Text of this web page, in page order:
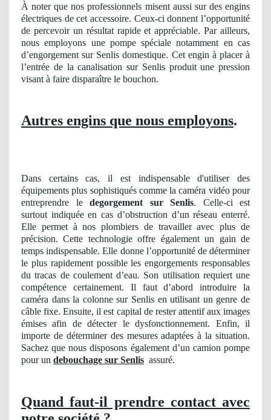
À noter que nos professionnels misent aussi sur des engins
électriques de cet accessoire. Ceux-ci donnent l’opportunité
de percevoir un résultat rapide et appréciable. Par ailleurs,
nous employons une pompe spéciale notamment en cas
d’engorgement sur Senlis domestique. Cet engin à placer à
l’entrée de la canalisation sur Senlis produit une pression
visant à faire disparaître le bouchon.
Autres engins que nous employons.
Dans certains cas, il est indispensable d'utiliser des
équipements plus sophistiqués comme la caméra vidéo pour
entreprendre le degorgement sur Senlis. Celle-ci est
surtout indiquée en cas d’obstruction d’un réseau enterré.
Elle permet à nos plombiers de travailler avec plus de
précision. Cette technologie offre également un gain de
temps indispensable. Elle donne l’opportunité de déterminer
le plus rapidement possible les engorgements responsables
du tracas de coulement d’eau. Son utilisation requiert une
compétence certainement. Il faut d’abord introduire la
caméra dans la colonne sur Senlis en utilisant un genre de
câble fixe. Ensuite, il est capital de rester attentif aux images
émises afin de détecter le dysfonctionnement. Enfin, il
importe de déterminer des mesures adaptées à la situation.
Sachez que nous disposons également d’un camion pompe
pour un debouchage sur Senlis assuré.
Quand faut-il prendre contact avec